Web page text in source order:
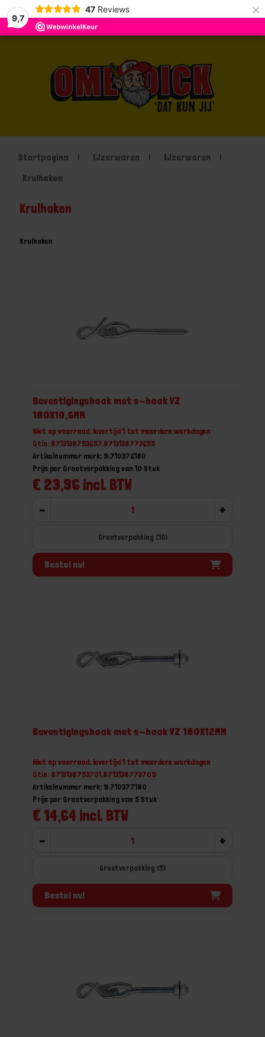
9,7
47 Reviews ×
Startpagina IJzerwaren
IJzerwaren
Krulhaken
Krulhaken
Krulhaken
Bevestigingshaak met s-haak VZ
180X10,6MM
Niet op voorraad, levertijd 1 tot meerdere werkdagen
Gtin: 8713138753657,8713138773655
Artikelnummer merk: 9.710376180
€ 23,96 incl. BTW
Prijs per Grootverpakking van 10 Stuk
- +
Grootverpakking (10)
Bestel nu!
Bevestigingshaak met s-haak VZ 180X12MM
Niet op voorraad, levertijd 1 tot meerdere werkdagen
Gtin: 8713138753701,8713138773709
Artikelnummer merk: 9.710377180
€ 14,64 incl. BTW
Prijs per Grootverpakking van 5 Stuk
- +
Grootverpakking (5)
Bestel nu!